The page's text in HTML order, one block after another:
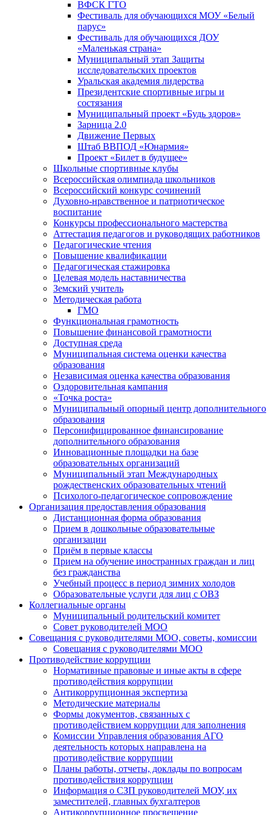
ВФСК ГТО
Фестиваль для обучающихся МОУ «Белый
парус»
Фестиваль для обучающихся ДОУ
«Маленькая страна»
Муниципальный этап Защиты
исследовательских проектов
Уральская академия лидерства
Президентские спортивные игры и
состязания
Муниципальный проект «Будь здоров»
Зарница 2.0
Движение Первых
Штаб ВВПОД «Юнармия»
Проект «Билет в будущее»
Школьные спортивные клубы
Всероссийская олимпиада школьников
Всероссийский конкурс сочинений
Духовно-нравственное и патриотическое
воспитание
Конкурсы профессионального мастерства
Аттестация педагогов и руководящих работников
Педагогические чтения
Повышение квалификации
Педагогическая стажировка
Целевая модель наставничества
Земский учитель
Методическая работа
ГМО
Функциональная грамотность
Повышение финансовой грамотности
Доступная среда
Муниципальная система оценки качества
образования
Независимая оценка качества образования
Оздоровительная кампания
«Точка роста»
Муниципальный опорный центр дополнительного
образования
Персонифицированное финансирование
дополнительного образования
Инновационные площадки на базе
образовательных организаций
Муниципальный этап Международных
рождественских образовательных чтений
Психолого-педагогическое сопровождение
Организация предоставления образования
Дистанционная форма образования
Прием в дошкольные образовательные
организации
Приём в первые классы
Прием на обучение иностранных граждан и лиц
без гражданства
Учебный процесс в период зимних холодов
Образовательные услуги для лиц с ОВЗ
Коллегиальные органы
Муниципальный родительский комитет
Совет руководителей МОО
Совещания с руководителями МОО, советы, комиссии
Совещания с руководителями МОО
Противодействие коррупции
Нормативные правовые и иные акты в сфере
противодействия коррупции
Антикоррупционная экспертиза
Методические материалы
Формы документов, связанных с
противодействием коррупции для заполнения
Комиссии Управления образования АГО
деятельность которых направлена на
противодействие коррупции
Планы работы, отчеты, доклады по вопросам
противодействия коррупции
Информация о СЗП руководителей МОУ, их
заместителей, главных бухгалтеров
Антикоррупционное просвещение